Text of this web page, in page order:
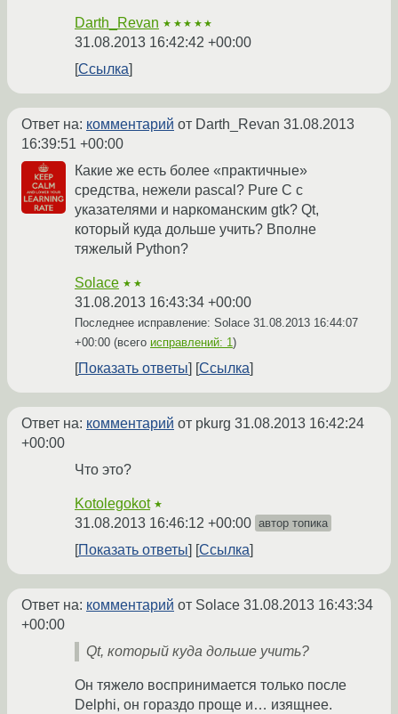
Darth_Revan ★★★★★
31.08.2013 16:42:42 +00:00
Ссылка
Ответ на: комментарий от Darth_Revan 31.08.2013
16:39:51 +00:00
Какие же есть более «практичные»
средства, нежели pascal? Pure C с
указателями и наркоманским gtk? Qt,
который куда дольше учить? Вполне
тяжелый Python?
Solace ★★
31.08.2013 16:43:34 +00:00
Последнее исправление: Solace 31.08.2013 16:44:07
+00:00 (всего исправлений: 1)
Показать ответы Ссылка
Ответ на: комментарий от pkurg 31.08.2013 16:42:24
+00:00
Что это?
Kotolegokot ★
31.08.2013 16:46:12 +00:00 автор топика
Показать ответы Ссылка
Ответ на: комментарий от Solace 31.08.2013 16:43:34
+00:00
Qt, который куда дольше учить?
Он тяжело воспринимается только после
Delphi, он гораздо проще и… изящнее.